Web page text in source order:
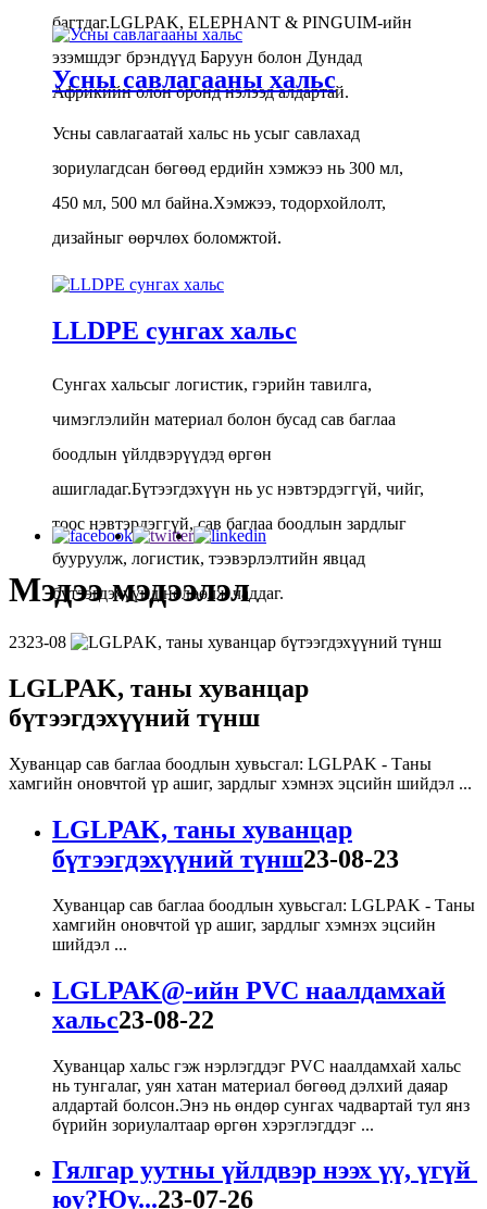
багтдаг.LGLPAK, ELEPHANT & PINGUIM-ийн
эзэмшдэг брэндүүд Баруун болон Дундад
Африкийн олон оронд нэлээд алдартай.
Усны савлагааны хальс
Усны савлагаатай хальс нь усыг савлахад
зориулагдсан бөгөөд ердийн хэмжээ нь 300 мл,
450 мл, 500 мл байна.Хэмжээ, тодорхойлолт,
дизайныг өөрчлөх боломжтой.
LLDPE сунгах хальс
Сунгах хальсыг логистик, гэрийн тавилга,
чимэглэлийн материал болон бусад сав баглаа
боодлын үйлдвэрүүдэд өргөн
ашигладаг.Бүтээгдэхүүн нь ус нэвтэрдэггүй, чийг,
тоос нэвтэрдэггүй, сав баглаа боодлын зардлыг
бууруулж, логистик, тээвэрлэлтийн явцад
бүтээгдэхүүнд нөлөөлж чаддаг.
Мэдээ мэдээлэл
2323-08
LGLPAK, таны хуванцар
бүтээгдэхүүний түнш
Хуванцар сав баглаа боодлын хувьсгал: LGLPAK - Таны
хамгийн оновчтой үр ашиг, зардлыг хэмнэх эцсийн шийдэл ...
LGLPAK, таны хуванцар
бүтээгдэхүүний түнш23-08-23
Хуванцар сав баглаа боодлын хувьсгал: LGLPAK - Таны
хамгийн оновчтой үр ашиг, зардлыг хэмнэх эцсийн
шийдэл ...
LGLPAK@-ийн PVC наалдамхай
хальс23-08-22
Хуванцар хальс гэж нэрлэгддэг PVC наалдамхай хальс
нь тунгалаг, уян хатан материал бөгөөд дэлхий даяар
алдартай болсон.Энэ нь өндөр сунгах чадвартай тул янз
бүрийн зориулалтаар өргөн хэрэглэгддэг ...
Гялгар уутны үйлдвэр нээх үү, үгүй ​​
юу?Юу...23-07-26